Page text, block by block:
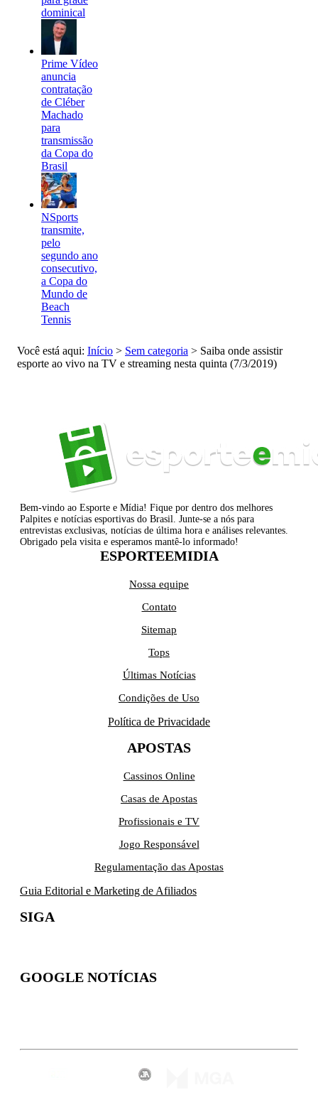
dominical
Prime Vídeo
anuncia
contratação
de Cléber
Machado
para
transmissão
da Copa do
Brasil
NSports
transmite,
pelo
segundo ano
consecutivo,
a Copa do
Mundo de
Beach
Tennis
Você está aqui: Início > Sem categoria > Saiba onde assistir
esporte ao vivo na TV e streaming nesta quinta (7/3/2019)
Bem-vindo ao Esporte e Mídia! Fique por dentro dos melhores
Palpites e notícias esportivas do Brasil. Junte-se a nós para
entrevistas exclusivas, notícias de última hora e análises relevantes.
Obrigado pela visita e esperamos mantê-lo informado!
ESPORTEEMIDIA
Nossa equipe
Contato
Sitemap
Tops
Últimas Notícias
Condições de Uso
Política de Privacidade
APOSTAS
Cassinos Online
Casas de Apostas
Profissionais e TV
Jogo Responsável
Regulamentação das Apostas
Guia Editorial e Marketing de Afiliados
SIGA
GOOGLE NOTÍCIAS